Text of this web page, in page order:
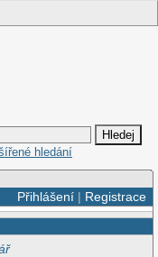
hledání
Přihlášení| Registrace